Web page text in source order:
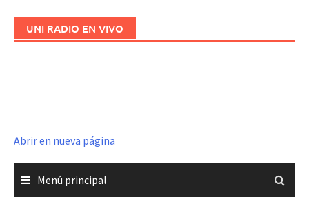
UNI RADIO EN VIVO
Abrir en nueva página
Menú principal